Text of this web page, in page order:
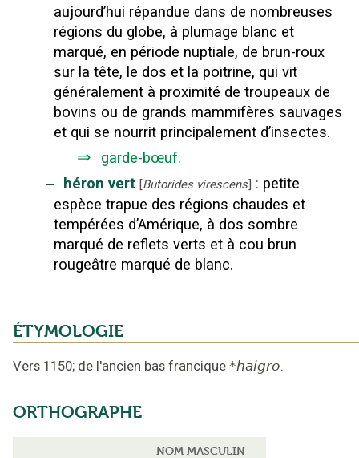
aujourd’hui répandue dans de nombreuses
régions du globe, à plumage blanc et
marqué, en période nuptiale, de brun-roux
sur la tête, le dos et la poitrine, qui vit
généralement à proximité de troupeaux de
bovins ou de grands mammifères sauvages
et qui se nourrit principalement d’insectes.
⇒ garde-bœuf.
‒ héron vert [Butorides virescens] : petite
espèce trapue des régions chaudes et
tempérées d’Amérique, à dos sombre
marqué de reflets verts et à cou brun
rougeâtre marqué de blanc.
ÉTYMOLOGIE
Vers 1150; de l'ancien bas francique *haigro.
ORTHOGRAPHE
NOM MASCULIN